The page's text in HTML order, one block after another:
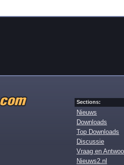
Sections:
Nieuws
Downloads
Top Downloads
Discussie
Vraag en
Nieuws2.nl